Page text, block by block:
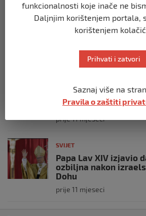
Opsadno stanje u
nekoliko eksplozija:
prije 10 mjeseci
Putin: Spremni smo
Zapadu
prije 11 mjeseci
SVIJET
Papa Lav XIV izjavio
ozbiljna nakon
Dohu
prije 11 mjeseci
funkcionalnosti koje inače ne
Daljnjim korištenjem portala,
korištenjem
Prihvati i zatvori
Saznaj više na
Pravila o zaštiti